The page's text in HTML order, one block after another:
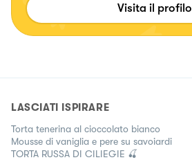
Visita il profilo
LASCIATI ISPIRARE
Torta tenerina al cioccolato bianco
Mousse di vaniglia e pere su savoiardi
TORTA RUSSA DI CILIEGIE 🍒